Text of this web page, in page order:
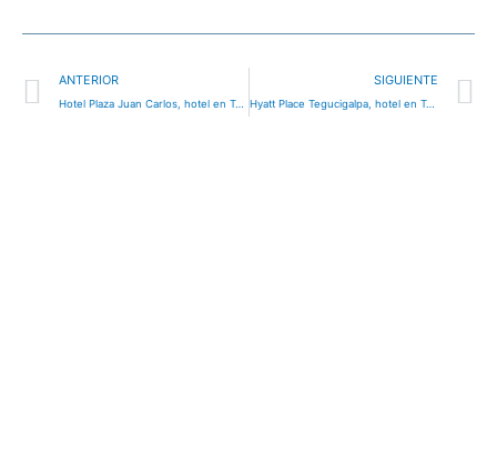
Ant
ANTERIOR
Hotel Plaza Juan Carlos, hotel en Tegucigalpa, Honduras
SIGUIENTE
Hyatt Place Tegucigalpa, hotel en Tegucigalpa, Honduras